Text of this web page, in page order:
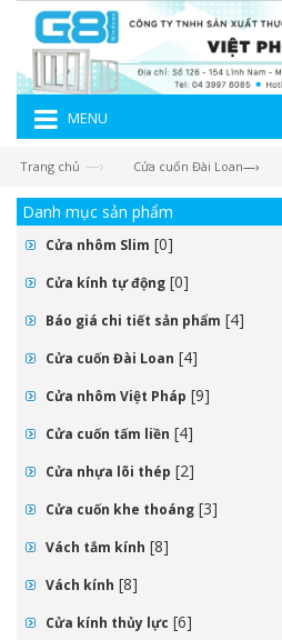
MENU
Trang chủ —› Cửa cuốn Đài Loan—›
Danh mục sản phẩm
Cửa nhôm Slim [0]
Cửa kính tự động [0]
Báo giá chi tiết sản phẩm [4]
Cửa cuốn Đài Loan [4]
Cửa nhôm Việt Pháp [9]
Cửa cuốn tấm liền [4]
Cửa nhựa lõi thép [2]
Cửa cuốn khe thoáng [3]
Vách tắm kính [8]
Vách kính [8]
Cửa kính thủy lực [6]